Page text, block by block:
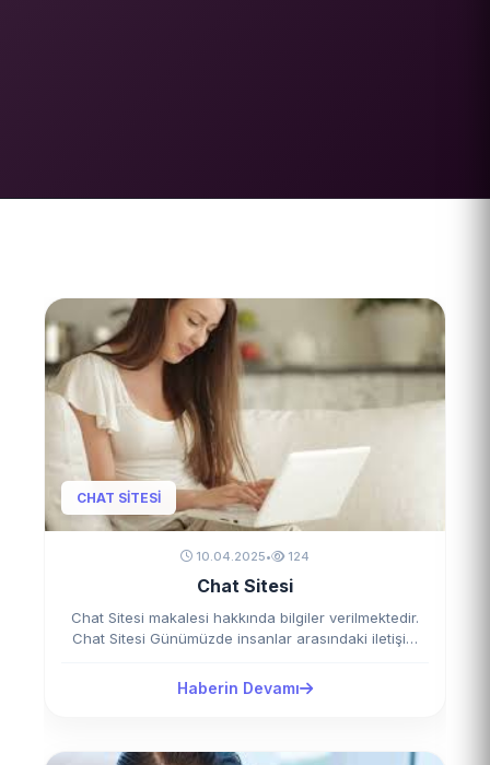
CHAT SITESI
10.04.2025• 124
Chat Sitesi
Chat Sitesi makalesi hakkında bilgiler verilmektedir.
Chat Sitesi Günümüzde insanlar arasındaki iletişim
Haberin Devamı